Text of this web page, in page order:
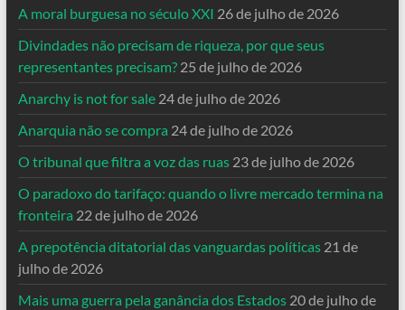
A moral burguesa no século XXI 26 de julho de 2026
Divindades não precisam de riqueza, por que seus
representantes precisam? 25 de julho de 2026
Anarchy is not for sale 24 de julho de 2026
Anarquia não se compra 24 de julho de 2026
O tribunal que filtra a voz das ruas 23 de julho de 2026
O paradoxo do tarifaço: quando o livre mercado termina na
fronteira 22 de julho de 2026
A prepotência ditatorial das vanguardas políticas 21 de
julho de 2026
Mais uma guerra pela ganância dos Estados 20 de julho de